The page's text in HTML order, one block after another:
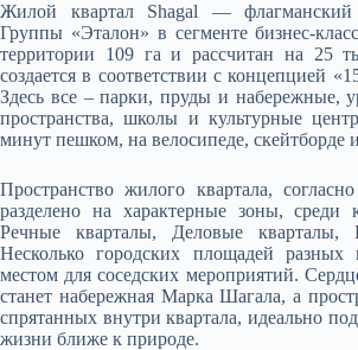
Жилой квартал Shagal — флагманский
Группы «Эталон» в сегменте бизнес-
территории 109 га и рассчитан на 25
создается в соответствии с концепцией
Здесь все – парки, пруды и набережные,
пространства, школы и культурные
минут пешком, на велосипеде, скейтборде
Пространство жилого квартала,
разделено на характерные зоны, среди
Речные кварталы, Деловые кварталы,
Несколько городских площадей разных
местом для соседских мероприятий.
станет набережная Марка Шагала, а
спрятанных внутри квартала, идеально
жизни ближе к природе.